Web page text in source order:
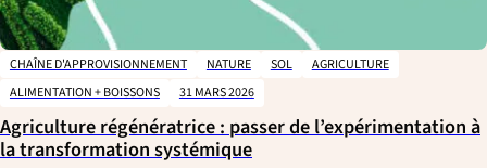
CHAÎNE D'APPROVISIONNEMENT NATURE SOL
AGRICULTURE
ALIMENTATION + BOISSONS
31 MARS 2026
Agriculture régénératrice : passer de l’expérimentation à
la transformation systémique